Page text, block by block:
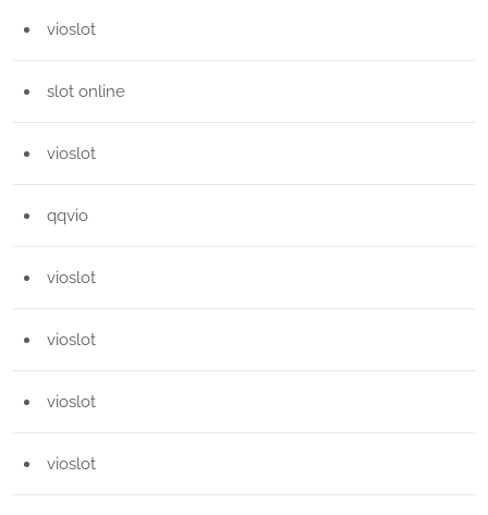
vioslot
slot online
vioslot
qqvio
vioslot
vioslot
vioslot
vioslot